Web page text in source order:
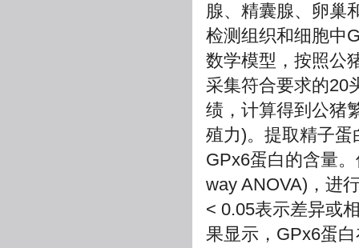
腺、精囊腺、卵巢
检测组织和细胞中
数学模型，按照公
采集符合要求的20
绩，计算得到公猪
殖力)。提取精子
GPx6蛋白的含量
way ANOVA)，进
< 0.05表示差异或
果显示，GPx6蛋